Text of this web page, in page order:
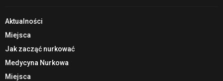
Aktualności
Miejsca
Jak zacząć nurkować
Medycyna Nurkowa
Miejsca